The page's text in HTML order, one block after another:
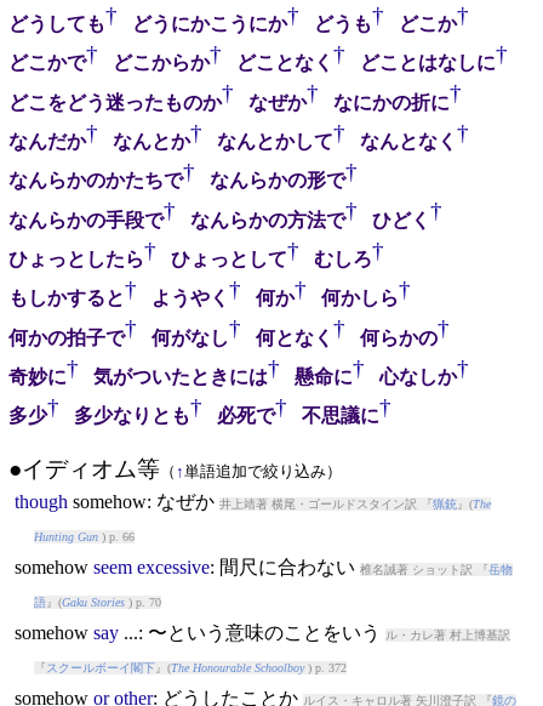
どうしても† どうにかこうにか† どうも† どこか†
どこかで† どこからか† どことなく † どことはなしに†
どこをどう迷ったものか† なぜか† なにかの折に†
なんだか† なんとか† なんとかして† なんとなく †
なんらかのかたちで† なんらかの形で†
なんらかの手段で† なんらかの方法で† ひどく †
ひょっとしたら† ひょっとして† むしろ†
もしかすると† ようやく † 何か† 何かしら†
何かの拍子で† 何がなし† 何となく † 何らかの†
奇妙に† 気がついたときには† 懸命に† 心なしか†
多少† 多少なりとも† 必死で† 不思議に†
●イディオム等（ ↑単語追加で絞り込み）
though somehow: なぜか 井上靖著 横尾・ゴールドスタイン訳 『猟銃』(The
Hunting Gun) p. 66
somehow seem excessive: 間尺に合わない 椎名誠著 ショット訳 『岳物
語』(Gaku Stories) p. 70
somehow say...: 〜という意味のことをいう ル・カレ著 村上博基訳
『 スクールボーイ閣下 』(The Honourable Schoolboy) p. 372
somehow or other: どうしたことか ルイス・キャロル著 矢川澄子訳 『鏡の